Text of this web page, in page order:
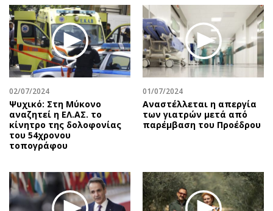
Ενέργεια
Ναυτιλία
Περιβάλλον
Ελλάδα
Κόσμος
Παράξενα
Πολιτισμός
Σινεμά
Θέατρο-Χορός
Εικαστικά
Βιβλίο
Γυναίκα
Showbiz
Ταξίδια
Συνταγές
Έξοδος
Media
Εκπομπές
Wine routes
Προσφορές
Προσωπικότητες στην ''Κ''
02/07/2024
Ψυχικό: Στη Μύκονο
αναζητεί η ΕΛ.ΑΣ. το
κίνητρο της δολοφονίας
του 54χρονου
τοπογράφου
01/07/2024
Αναστέλλεται η απεργία
των γιατρών μετά από
παρέμβαση του Προέδρου